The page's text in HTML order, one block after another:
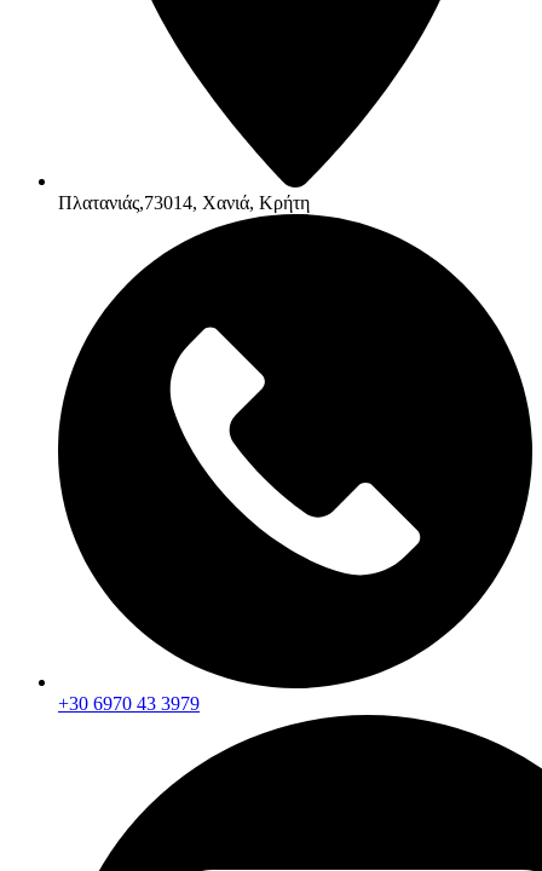
Πλατανιάς,73014, Χανιά, Κρήτη
+30 6970 43 3979